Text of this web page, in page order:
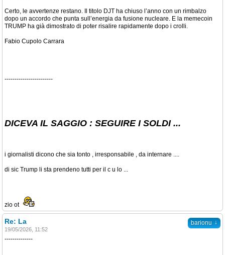
Certo, le avvertenze restano. Il titolo DJT ha chiuso l’anno con un rimbalzo
dopo un accordo che punta sull’energia da fusione nucleare. E la memecoin
TRUMP ha già dimostrato di poter risalire rapidamente dopo i crolli.
Fabio Cupolo Carrara
------------------------
DICEVA IL SAGGIO : SEGUIRE I SOLDI ...
i giornalisti dicono che sia tonto , irresponsabile , da internare ....
di sic Trump li sta prendeno tutti per il c u lo ...
zio ot
barionu ↓
Re: La
19/05/2026, 11:52
--------------